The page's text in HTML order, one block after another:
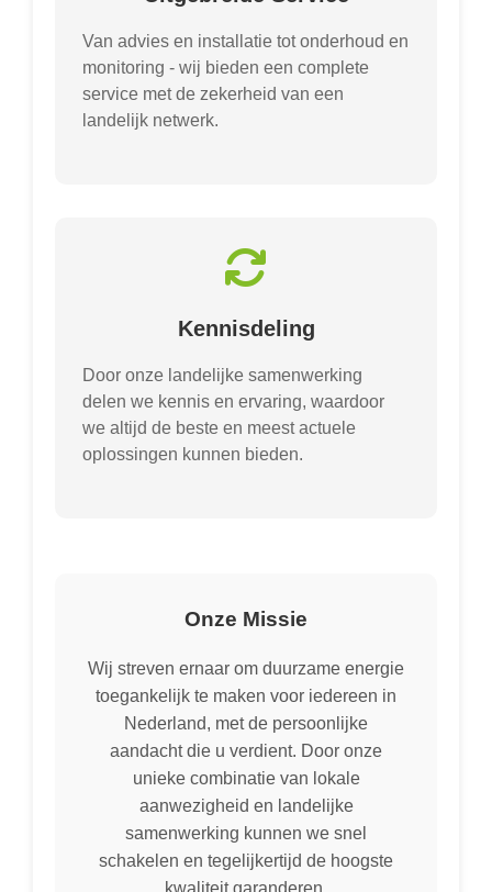
Van advies en installatie tot onderhoud en
monitoring - wij bieden een complete
service met de zekerheid van een
landelijk netwerk.
Kennisdeling
Door onze landelijke samenwerking
delen we kennis en ervaring, waardoor
we altijd de beste en meest actuele
oplossingen kunnen bieden.
Onze Missie
Wij streven ernaar om duurzame energie
toegankelijk te maken voor iedereen in
Nederland, met de persoonlijke
aandacht die u verdient. Door onze
unieke combinatie van lokale
aanwezigheid en landelijke
samenwerking kunnen we snel
schakelen en tegelijkertijd de hoogste
kwaliteit garanderen.